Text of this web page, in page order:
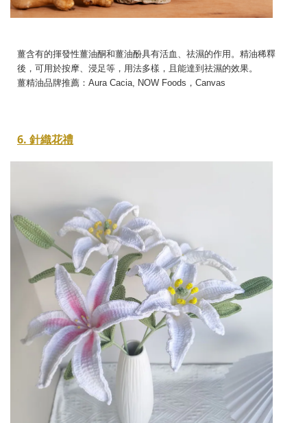
薑含有的揮發性薑油酮和薑油酚具有活血、祛濕的作用。精油稀釋
後，可用於按摩、浸足等，用法多樣，且能達到祛濕的效果。
薑精油品牌推薦：Aura Cacia, NOW Foods，Canvas
6. 針織花禮